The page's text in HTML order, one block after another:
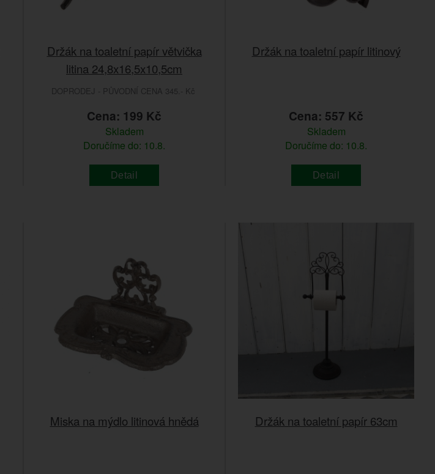
Držák na toaletní papír větvička
litina 24,8x16,5x10,5cm
DOPRODEJ - PŮVODNÍ CENA 345.- Kč
Cena: 199 Kč
Skladem
Doručíme do: 10.8.
Detail
Držák na toaletní papír litinový
Cena: 557 Kč
Skladem
Doručíme do: 10.8.
Detail
Miska na mýdlo litinová hnědá Držák na toaletní papír 63cm